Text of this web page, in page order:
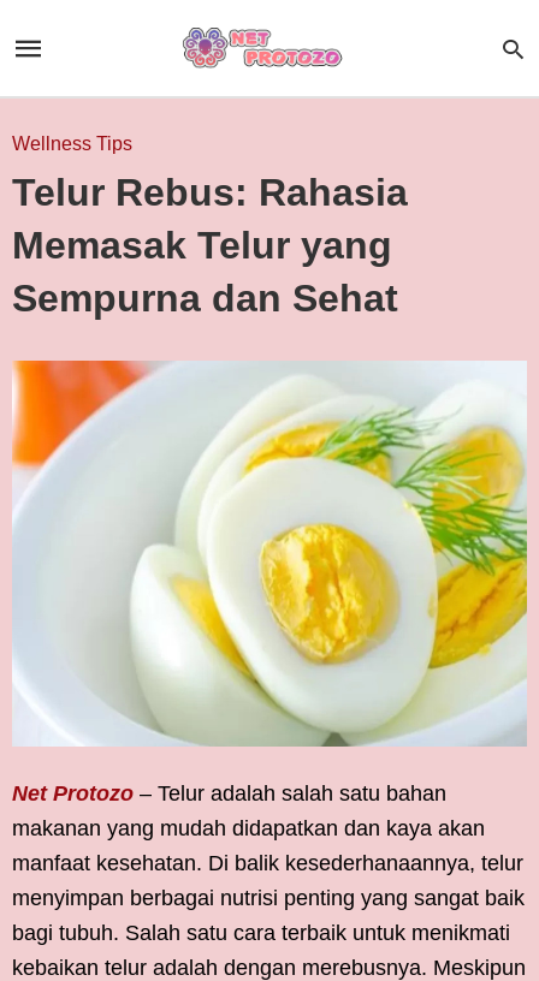
Wellness Tips
Telur Rebus: Rahasia
Memasak Telur yang
Sempurna dan Sehat
Net Protozo – Telur adalah salah satu bahan
makanan yang mudah didapatkan dan kaya akan
manfaat kesehatan. Di balik kesederhanaannya, telur
menyimpan berbagai nutrisi penting yang sangat baik
bagi tubuh. Salah satu cara terbaik untuk menikmati
kebaikan telur adalah dengan merebusnya. Meskipun